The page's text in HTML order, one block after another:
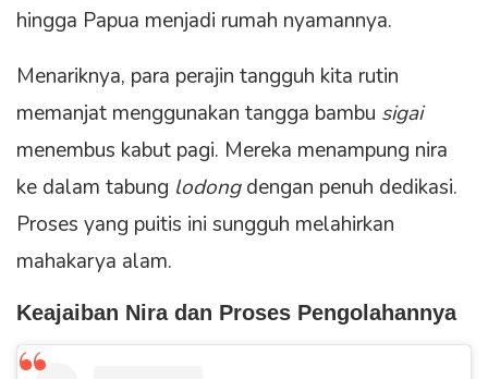
hingga Papua menjadi rumah nyamannya.
Menariknya, para perajin tangguh kita rutin
memanjat menggunakan tangga bambu sigai
menembus kabut pagi. Mereka menampung nira
ke dalam tabung lodongdengan penuh dedikasi.
Proses yang puitis ini sungguh melahirkan
mahakarya alam.
Keajaiban Nira dan Proses Pengolahannya